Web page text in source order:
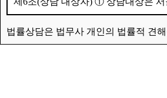
법률상담은 법무사 개인의 법률적 견